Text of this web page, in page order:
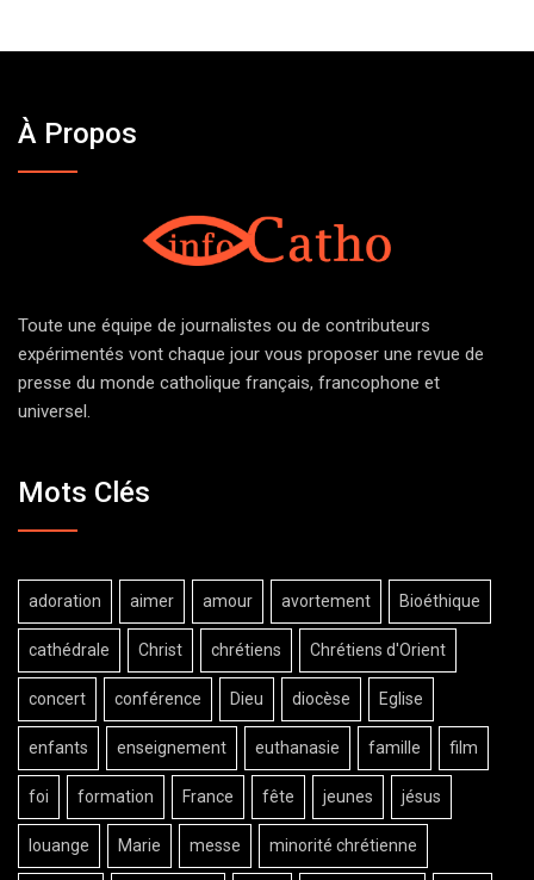
À Propos
Toute une équipe de journalistes ou de contributeurs
expérimentés vont chaque jour vous proposer une revue de
presse du monde catholique français, francophone et
universel.
Mots Clés
adoration aimer amour avortement Bioéthique
cathédrale Christ chrétiens Chrétiens d'Orient
concert conférence Dieu diocèse Eglise
enfants enseignement euthanasie famille film
foi formation France fête jeunes jésus
louange Marie messe minorité chrétienne